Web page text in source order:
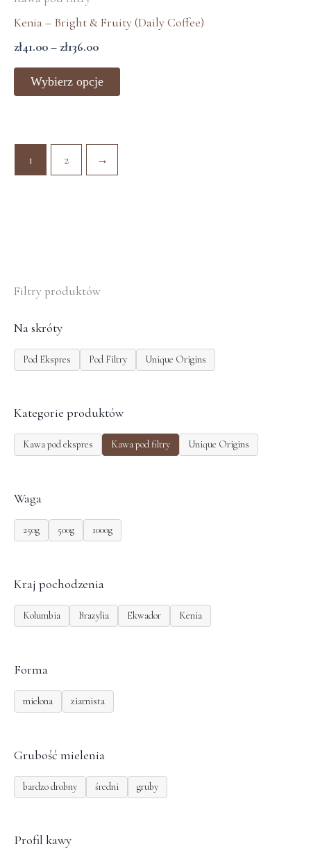
Filtry produktów
Na skróty
Pod Ekspres Pod Filtry Unique Origins
Kategorie produktów
Kawa pod ekspres Kawa pod filtry Unique Origins
Waga
250g 500g 1000g
Kraj pochodzenia
Kolumbia Brazylia Ekwador Kenia
Forma
mielona ziarnista
Grubość mielenia
bardzo drobny średni gruby
Profil kawy
Kenia – Bright & Fruity (Daily Coffee)
zł41.00– zł136.00
Wybierz opcje
1 2 →